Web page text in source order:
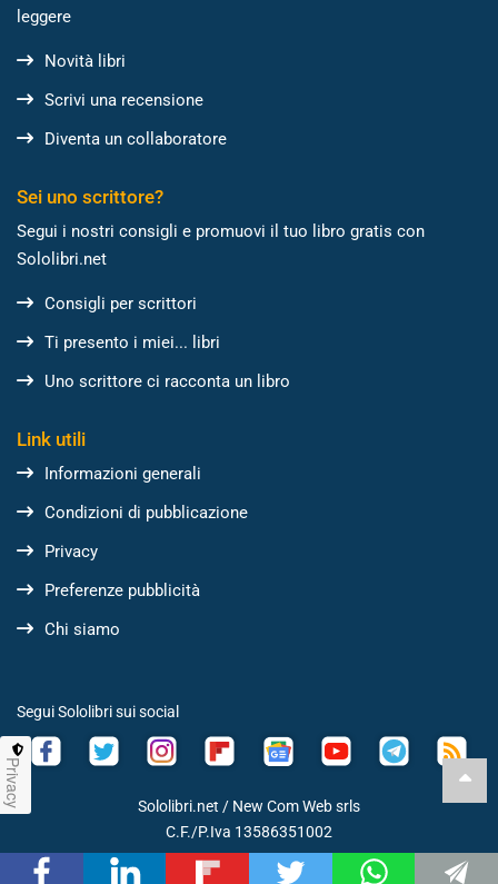
leggere
Novità libri
Scrivi una recensione
Diventa un collaboratore
Sei uno scrittore?
Segui i nostri consigli e promuovi il tuo libro gratis con
Sololibri.net
Consigli per scrittori
Ti presento i miei... libri
Uno scrittore ci racconta un libro
Link utili
Informazioni generali
Condizioni di pubblicazione
Privacy
Preferenze pubblicità
Chi siamo
Segui Sololibri sui social
Sololibri.net / New Com Web srls
C.F./P.Iva 13586351002
Privacy